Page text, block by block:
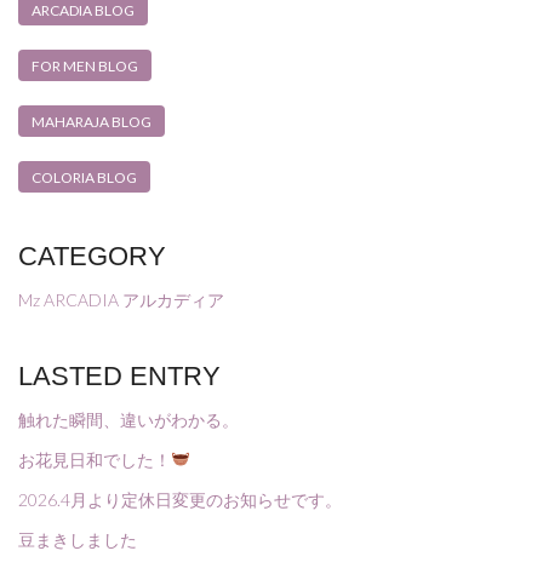
ARCADIA BLOG
FOR MEN BLOG
MAHARAJA BLOG
COLORIA BLOG
CATEGORY
Mz ARCADIA アルカディア
LASTED ENTRY
触れた瞬間、違いがわかる。
お花見日和でした！
2026.4月より定休日変更のお知らせです。
豆まきしました